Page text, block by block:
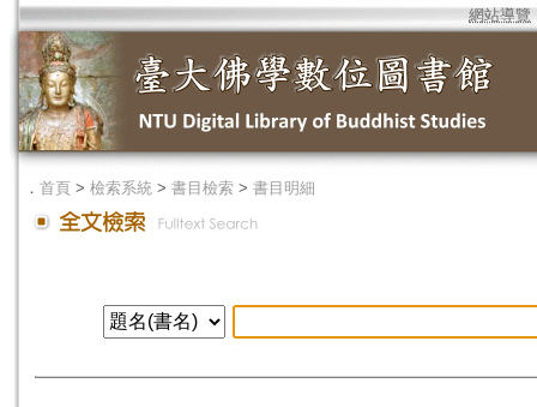
網站導覽
． 首頁 > 檢索系統 > 書目檢索 > 書目明細